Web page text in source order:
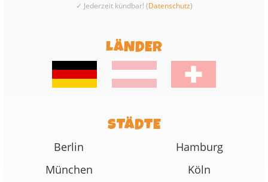
✓ Jederzeit kündbar! (Datenschutz)
LÄNDER
STÄDTE
Berlin
Hamburg
München
Köln